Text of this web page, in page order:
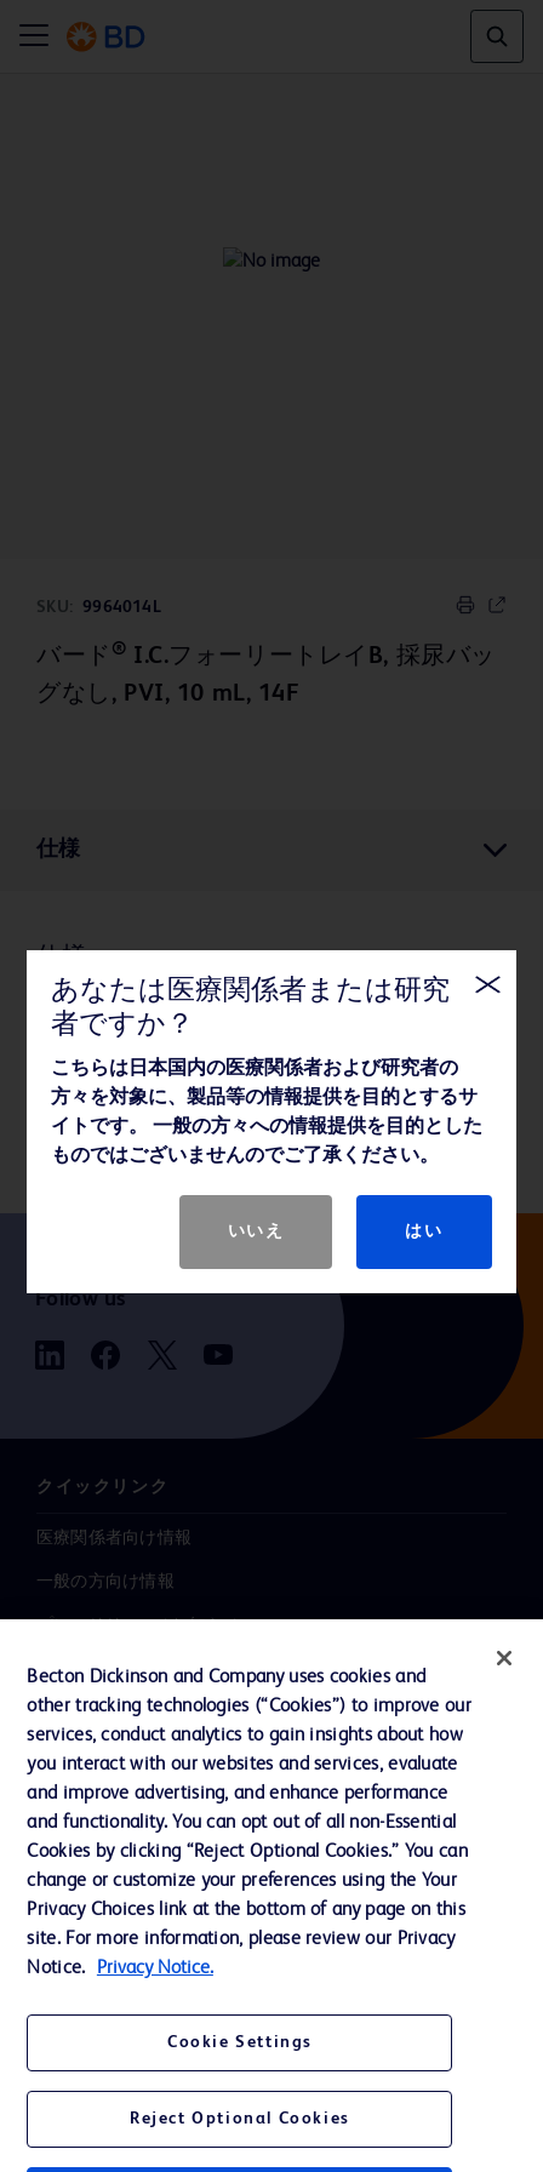
SKU: 9964014L
バード ® I.C.フォーリートレイB, 採尿バッ
グなし, PVI, 10 mL, 14F
仕様
仕様
薬事・その他情報
製品基本仕様
Follow us
クイックリンク
医療関係者向け情報
一般の方向け情報
プレスリリース / お知らせ
インクルージョン、ダイバー
シティ ＆ エクイティ
投資家向け情報（英語）
会社案内
お問い合わせ
Cookie Preferences
プライバシーポリシー
© 2026 BD. All rights reserved. BD and the BD Logo are trademarks of
あなたは医療関係者または研究
者ですか？
こちらは日本国内の医療関係者および研究者の
方々を対象に、製品等の情報提供を目的とするサ
イトです。 一般の方々への情報提供を目的とした
ものではございませんのでご了承ください。
いいえ はい
Becton Dickinson and Company uses cookies and
other tracking technologies (“Cookies”) to improve our
services, conduct analytics to gain insights about how
you interact with our websites and services, evaluate
and improve advertising, and enhance performance
and functionality. You can opt out of all non-Essential
Cookies by clicking “Reject Optional Cookies.” You can
change or customize your preferences using the Your
Privacy Choices link at the bottom of any page on this
site. For more information, please review our Privacy
Notice.
Privacy Notice.
Cookie Settings
Reject Optional Cookies